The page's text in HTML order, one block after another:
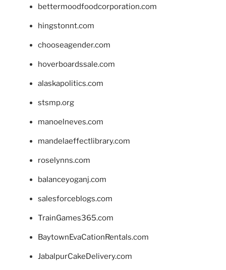
bettermoodfoodcorporation.com
hingstonnt.com
chooseagender.com
hoverboardssale.com
alaskapolitics.com
stsmp.org
manoelneves.com
mandelaeffectlibrary.com
roselynns.com
balanceyoganj.com
salesforceblogs.com
TrainGames365.com
BaytownEvaCationRentals.com
JabalpurCakeDelivery.com